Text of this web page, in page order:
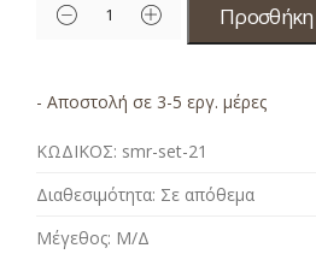
Προσθήκη
- Αποστολή σε 3-5 εργ. μέρες
ΚΩΔΙΚΟΣ: smr-set-21
Διαθεσιμότητα: Σε απόθεμα
Μέγεθος: Μ/Δ